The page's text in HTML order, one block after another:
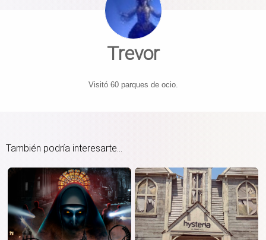
Trevor
Visitó 60 parques de ocio.
También podría interesarte...